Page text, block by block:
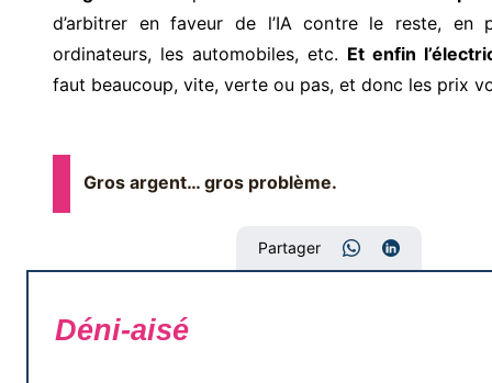
d’arbitrer en faveur de l’IA contre le reste, en
ordinateurs, les automobiles, etc. Et enfin
faut beaucoup, vite, verte ou pas, et donc les prix
Gros argent… gros problème.
Partager
Déni-aisé